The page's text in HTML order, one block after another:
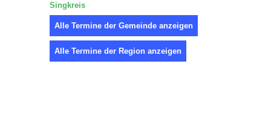
Singkreis
Alle Termine der Gemeinde anzeigen
Alle Termine der Region anzeigen